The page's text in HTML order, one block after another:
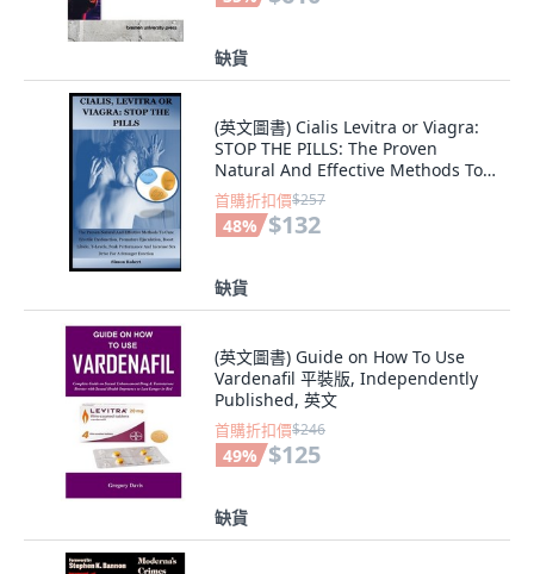
缺貨
(英文圖書) Cialis Levitra or Viagra:
STOP THE PILLS: The Proven
Natural And Effective Methods To
Cure E... 平裝版, Independently
Published, 英文
首購折扣價$257
48% $132
缺貨
(英文圖書) Guide on How To Use
Vardenafil 平裝版, Independently
Published, 英文
首購折扣價$246
49% $125
缺貨